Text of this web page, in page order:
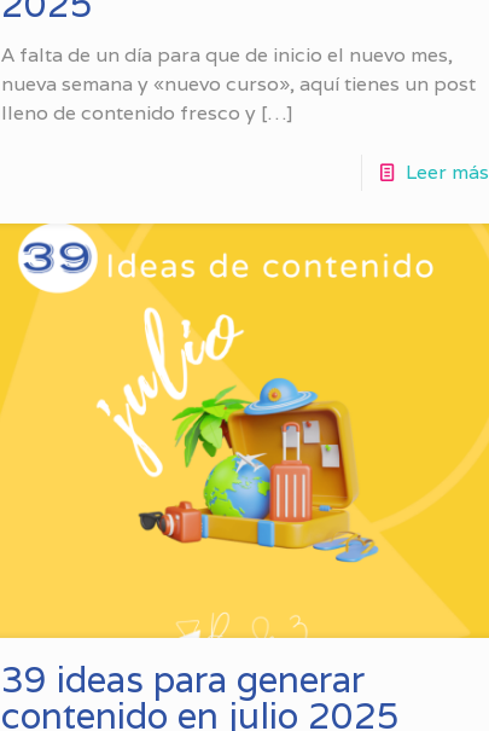
A falta de un día para que de inicio el nuevo mes,
nueva semana y «nuevo curso», aquí tienes un post
lleno de contenido fresco y[…]
Leer más
39 ideas para generar
contenido en julio 2025